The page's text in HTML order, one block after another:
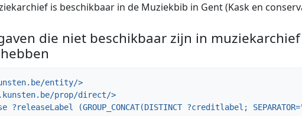
is beschikbaar in de Muziekbib in Gent (Kask en
die niet beschikbaar zijn in
entity/>